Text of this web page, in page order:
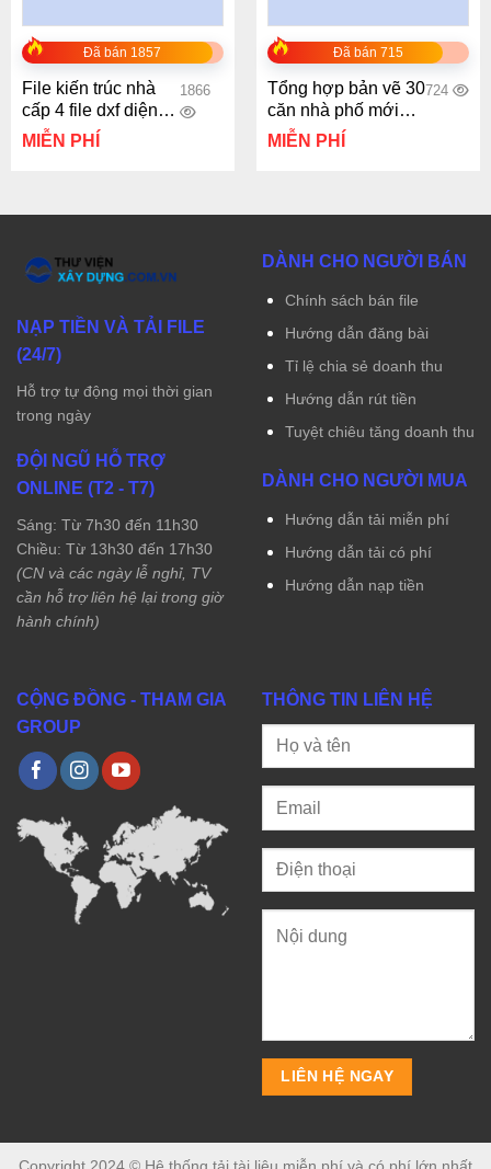
Đã bán 1857
File kiến trúc nhà
cấp 4 file dxf diện
tích 8x12m
1866
MIỄN PHÍ
Đã bán 715
Tổng hợp bản vẽ 30
căn nhà phố mới
nhất
724
MIỄN PHÍ
NẠP TIỀN VÀ TẢI FILE
(24/7)
Hỗ trợ tự động mọi thời gian
trong ngày
ĐỘI NGŨ HỖ TRỢ
ONLINE (T2 - T7)
Sáng: Từ 7h30 đến 11h30
Chiều: Từ 13h30 đến 17h30
(CN và các ngày lễ nghỉ, TV
cần hỗ trợ liên hệ lại trong giờ
hành chính)
DÀNH CHO NGƯỜI BÁN
Chính sách bán file
Hướng dẫn đăng bài
Tỉ lệ chia sẻ doanh thu
Hướng dẫn rút tiền
Tuyệt chiêu tăng doanh thu
DÀNH CHO NGƯỜI MUA
Hướng dẫn tải miễn phí
Hướng dẫn tải có phí
Hướng dẫn nạp tiền
CỘNG ĐỒNG - THAM GIA
GROUP
THÔNG TIN LIÊN HỆ